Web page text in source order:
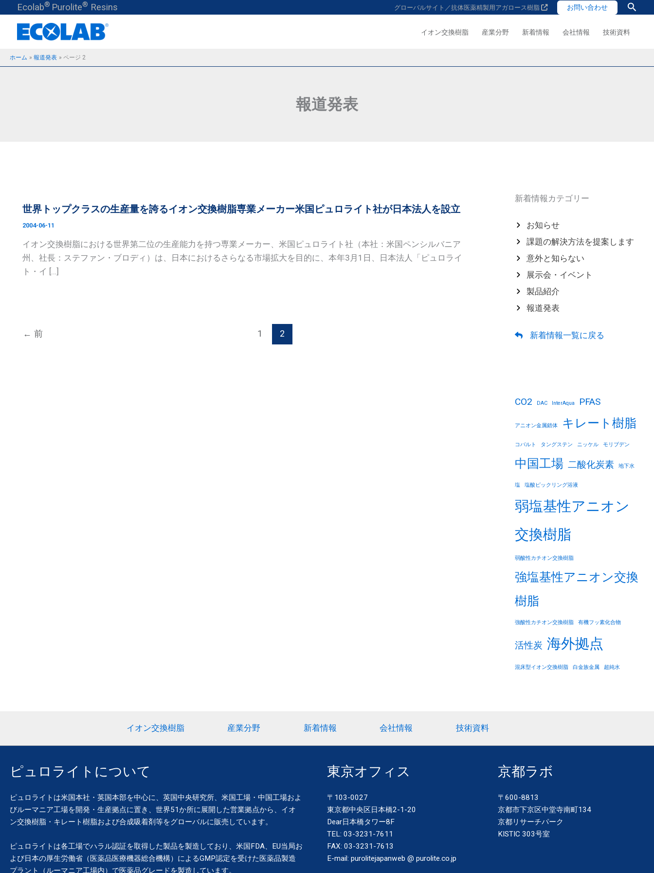
Ecolab® Purolite® Resins グローバルサイト／抗体医薬精製用アガロース樹脂 お問い合わせ
検
イオン交換樹脂 産業分野 新着情報 会社情報 技術資料
ホーム 報道発表 ページ 2
報道発表
世界トップクラスの生産量を誇るイオン交換樹脂専業メーカー米国ピュロライト社が日本法人を設立
2004-06-11
イオン交換樹脂における世界第二位の生産能力を持つ専業メーカー、米国ピュロライト社（本社：米国ペンシルバニア
州、社長：ステファン・ブロディ）は、日本におけるさらなる市場拡大を目的に、本年3月1日、日本法人「ピュロライ
ト・イ […]
← 前 1 2
新着情報カテゴリー
お知らせ
課題の解決方法を提案します
意外と知らない
展示会・イベント
製品紹介
報道発表
新着情報一覧に戻る
CO2 DAC InterAqua PFAS
アニオン金属錯体 キレート樹脂
コバルト タングステン ニッケル モリブデン
中国工場 二酸化炭素 地下水
塩 塩酸ピックリング浴液
弱塩基性アニオン
交換樹脂
弱酸性カチオン交換樹脂
強塩基性アニオン交換
樹脂
強酸性カチオン交換樹脂 有機フッ素化合物
活性炭 海外拠点
混床型イオン交換樹脂 白金族金属 超純水
イオン交換樹脂 産業分野 新着情報 会社情報 技術資料
ピュロライトについて
ピュロライトは米国本社・英国本部を中心に、英国中央研究所、米国工場・中国工場およ
びルーマニア工場を開発・生産拠点に置き、世界51か所に展開した営業拠点から、イオ
ン交換樹脂・キレート樹脂および合成吸着剤等をグローバルに販売しています。
ピュロライトは各工場でハラル認証を取得した製品を製造しており、米国FDA、EU当局お
よび日本の厚生労働省（医薬品医療機器総合機構）によるGMP認定を受けた医薬品製造
プラント（ルーマニア工場内）で医薬品グレードを製造しています。
東京オフィス
〒103-0027
東京都中央区日本橋2-1-20
Dear日本橋タワー8F
TEL: 03-3231-7611
FAX: 03-3231-7613
E-mail: purolitejapanweb @ purolite.co.jp
京都ラボ
〒600-8813
京都市下京区中堂寺南町134
京都リサーチパーク
KISTIC 303号室